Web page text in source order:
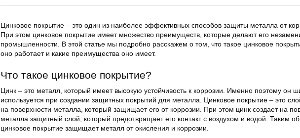
Цинковое покрытие – это один из наиболее эффективных способов защиты металла от
При этом цинковое покрытие имеет множество преимуществ, которые делают его
промышленности. В этой статье мы подробно расскажем о том, что такое цинковое
оно работает и какие преимущества оно имеет.
Что такое цинковое покрытие?
Цинк – это металл, который имеет высокую устойчивость к коррозии. Именно поэтому он
используется при создании защитных покрытий для металла. Цинковое покрытие – это
на поверхности металла, который защищает его от коррозии. При этом цинк создает на
металла защитный слой, который предотвращает его контакт с воздухом и водой. Таким
цинковое покрытие защищает металл от окисления и коррозии.